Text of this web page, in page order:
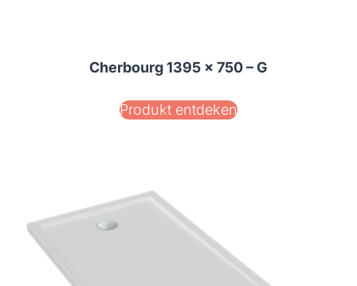
Cherbourg 1395 x 750 – G
Produkt entdeken